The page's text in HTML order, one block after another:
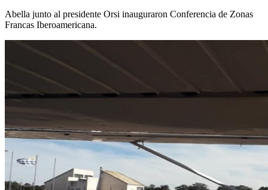
Abella junto al presidente Orsi inauguraron Conferencia de Zonas
Francas Iberoamericana.